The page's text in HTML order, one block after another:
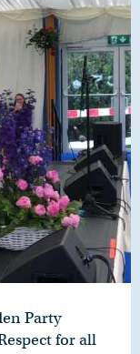
Party
for all